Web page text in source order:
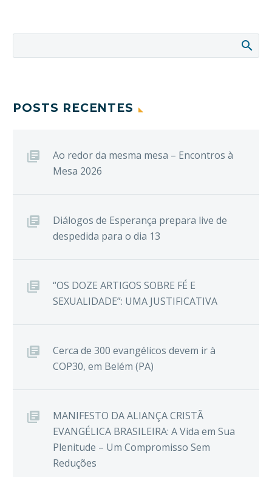
POSTS RECENTES
Ao redor da mesma mesa – Encontros à
Mesa 2026
Diálogos de Esperança prepara live de
despedida para o dia 13
“OS DOZE ARTIGOS SOBRE FÉ E
SEXUALIDADE”: UMA JUSTIFICATIVA
Cerca de 300 evangélicos devem ir à
COP30, em Belém (PA)
MANIFESTO DA ALIANÇA CRISTÃ
EVANGÉLICA BRASILEIRA: A Vida em Sua
Plenitude – Um Compromisso Sem
Reduções